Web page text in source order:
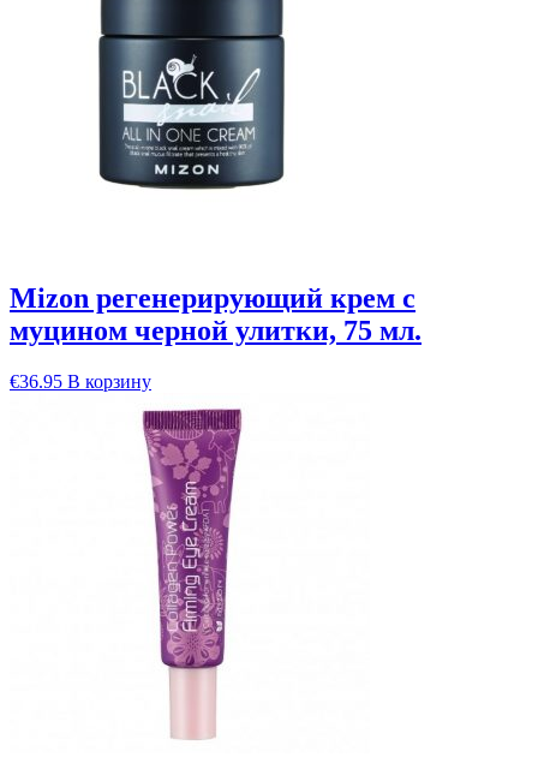
Mizon регенерирующий крем с
муцином черной улитки, 75 мл.
€36.95 В корзину